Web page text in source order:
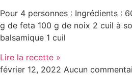
Pour 4 personnes : Ingrédients :
g de feta 100 g de noix 2 cuil à
balsamique 1 cuil
Lire la recette »
février 12, 2022 Aucun